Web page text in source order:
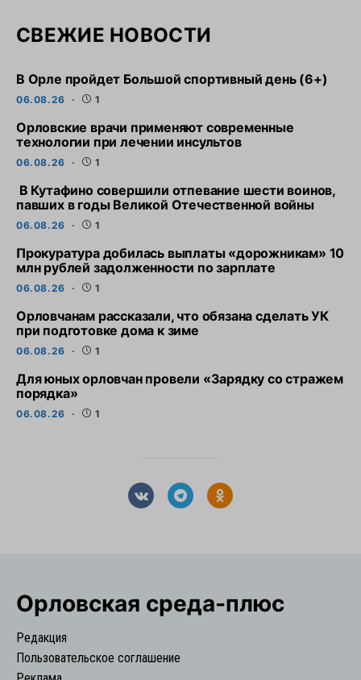
СВЕЖИЕ НОВОСТИ
В Орле пройдет Большой спортивный день (6+)
06.08.26 1
Орловские врачи применяют современные
технологии при лечении инсультов
06.08.26 1
В Кутафино совершили отпевание шести воинов,
павших в годы Великой Отечественной войны
06.08.26 1
Прокуратура добилась выплаты «дорожникам» 10
млн рублей задолженности по зарплате
06.08.26 1
Орловчанам рассказали, что обязана сделать УК
при подготовке дома к зиме
06.08.26 1
Для юных орловчан провели «Зарядку со стражем
порядка»
06.08.26 1
Орловская cреда-плюс
Редакция
Пользовательское соглашение